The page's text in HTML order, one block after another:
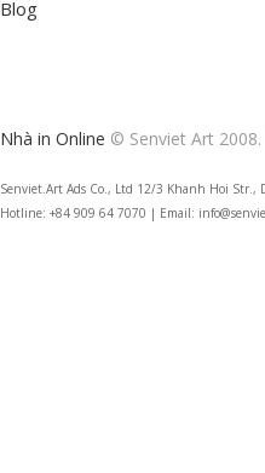
Blog
Nhà in Online © Senviet Art
Senviet.Art Ads Co., Ltd 12/3 Khanh Hoi Str.,
Hotline: +84 909 64 7070 | Email: